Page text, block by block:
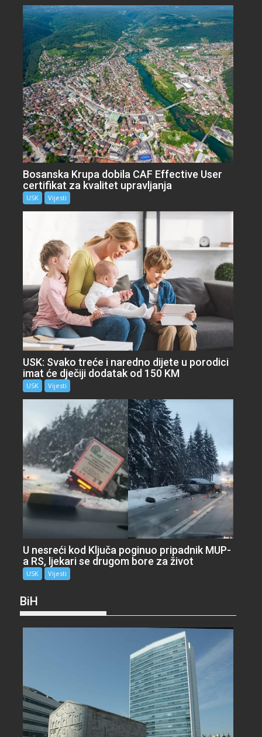
Bosanska Krupa dobila CAF Effective User
certifikat za kvalitet upravljanja
USK Vijesti
USK: Svako treće i naredno dijete u porodici
imat će dječiji dodatak od 150 KM
USK Vijesti
U nesreći kod Ključa poginuo pripadnik MUP-
a RS, ljekari se drugom bore za život
USK Vijesti
BiH